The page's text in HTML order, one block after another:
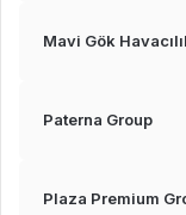
Mavi Gök
Paterna Group
Plaza Premium